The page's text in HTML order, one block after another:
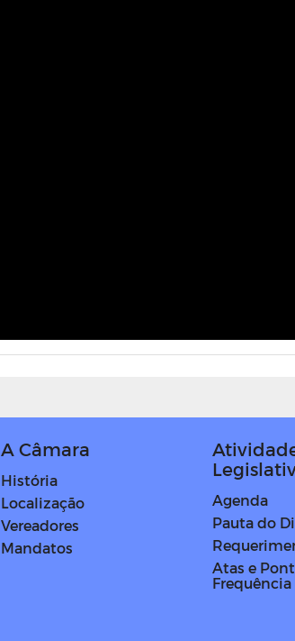
A Câmara
História
Localização
Vereadores
Mandatos
Agenda
Pauta do
Atas e
Frequência